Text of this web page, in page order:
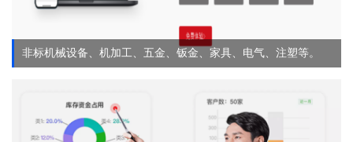
非标机械设备、机加工、五金、钣金、家具、电气、注塑等。